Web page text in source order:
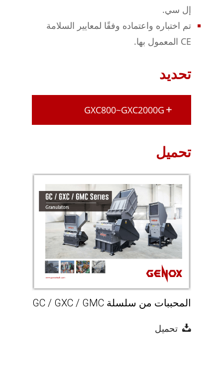
إل سي.
تم اختباره واعتماده وفقًا لمعايير السلامة
CE المعمول بها.
تحديد
GXC800~GXC2000G
تحميل
المحببات من سلسلة GC / GXC / GMC
تحميل